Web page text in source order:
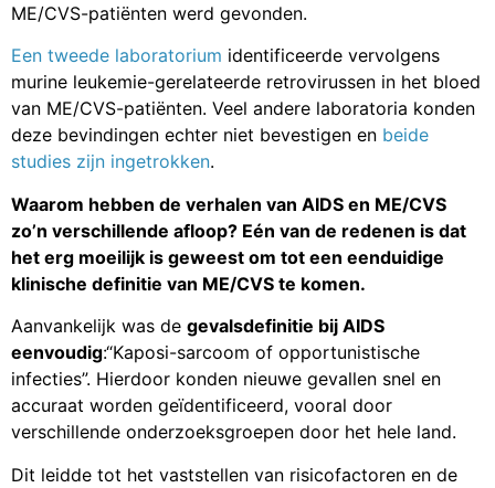
ME/CVS-patiënten werd gevonden.
Een tweede laboratorium identificeerde vervolgens
murine leukemie-gerelateerde retrovirussen in het bloed
van ME/CVS-patiënten. Veel andere laboratoria konden
deze bevindingen echter niet bevestigen en beide
studies zijn ingetrokken.
Waarom hebben de verhalen van AIDS en ME/CVS
zo’n verschillende afloop? Eén van de redenen is dat
het erg moeilijk is geweest om tot een eenduidige
klinische definitie van ME/CVS te komen.
Aanvankelijk was de gevalsdefinitie bij AIDS
eenvoudig:“Kaposi-sarcoom of opportunistische
infecties”. Hierdoor konden nieuwe gevallen snel en
accuraat worden geïdentificeerd, vooral door
verschillende onderzoeksgroepen door het hele land.
Dit leidde tot het vaststellen van risicofactoren en de